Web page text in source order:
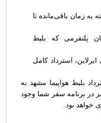
به زمان باقی‌مانده تا
پلتفرمی که بلیط
استرداد کامل
بلیط هواپیما مشهد به
در برنامه سفر شما وجود
خواهد بود.